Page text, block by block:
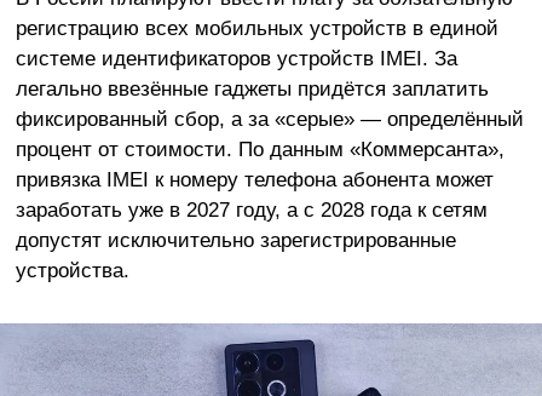
регистрацию всех мобильных устройств в единой
системе идентификаторов устройств IMEI. За
легально ввезённые гаджеты придётся заплатить
фиксированный сбор, а за «серые» — определённый
процент от стоимости. По данным «Коммерсанта»,
привязка IMEI к номеру телефона абонента может
заработать уже в 2027 году, а с 2028 года к сетям
допустят исключительно зарегистрированные
устройства.